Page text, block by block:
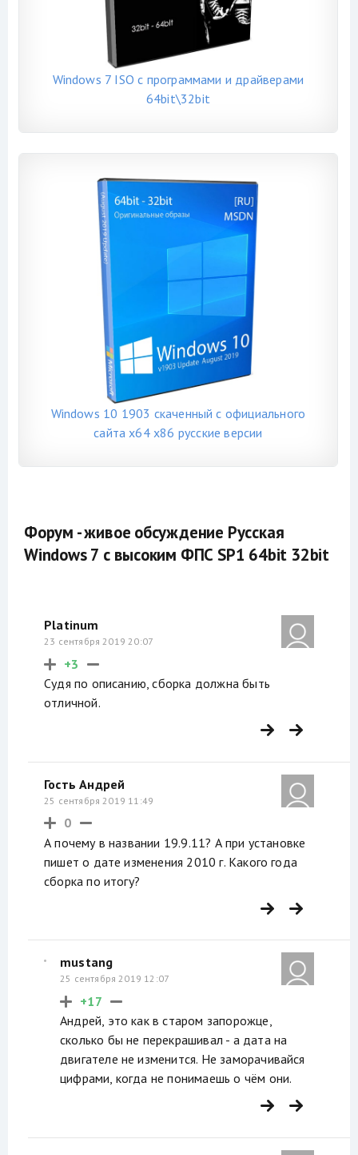
Windows 7 ISO с программами и драйверами
64bit\32bit
Windows 10 1903 скаченный с официального
сайта x64 x86 русские версии
Форум - живое обсуждение Русская
Windows 7 с высоким ФПС SP1 64bit 32bit
Platinum
23 сентября 2019 20:07
+3
Судя по описанию, сборка должна быть
отличной.
Гость Андрей
25 сентября 2019 11:49
0
А почему в названии 19.9.11? А при установке
пишет о дате изменения 2010 г. Какого года
сборка по итогу?
mustang
25 сентября 2019 12:07
+17
Андрей, это как в старом запорожце,
сколько бы не перекрашивал - а дата на
двигателе не изменится. Не заморачивайся
цифрами, когда не понимаешь о чём они.